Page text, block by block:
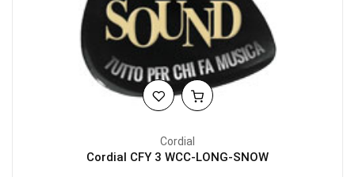
Cordial
Cordial CFY 3 WCC-LONG-SNOW